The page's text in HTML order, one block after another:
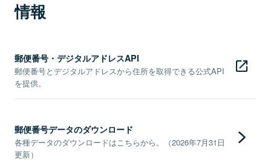
情報
郵便番号・デジタルアドレスAPI
郵便番号とデジタルアドレスから住所を取得できる公式API
を提供。
郵便番号データのダウンロード
各種データのダウンロードはこちらから。（2026年7月31日
更新）